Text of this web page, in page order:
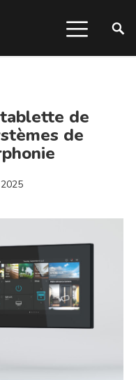
tablette de
de